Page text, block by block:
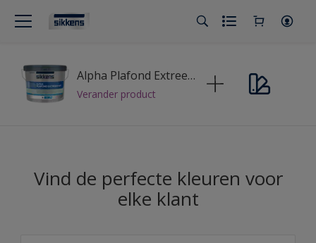
Alpha Plafond Extreem Mat
Verander product
Vind de perfecte kleuren voor
elke klant